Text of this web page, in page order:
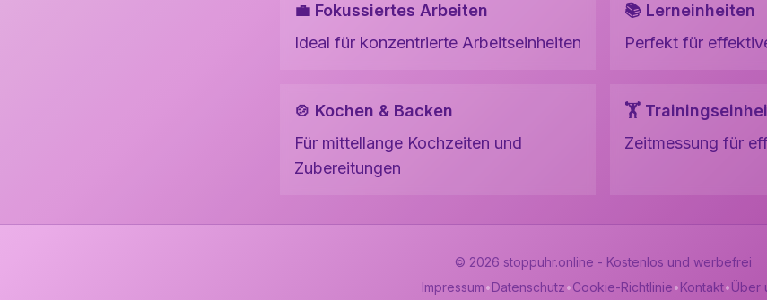
💼 Fokussiertes Arbeiten
Ideal für konzentrierte Arbeitseinheiten
📚 Lerneinheiten
Perfekt für
🍲 Kochen & Backen
Für mittellange Kochzeiten und
Zubereitungen
🏋️
Zeitmessung für
© 2026 stoppuhr.online - Kostenlos und werbefrei
Impressum•Datenschutz•Cookie-Richtlinie•Kontakt•Über